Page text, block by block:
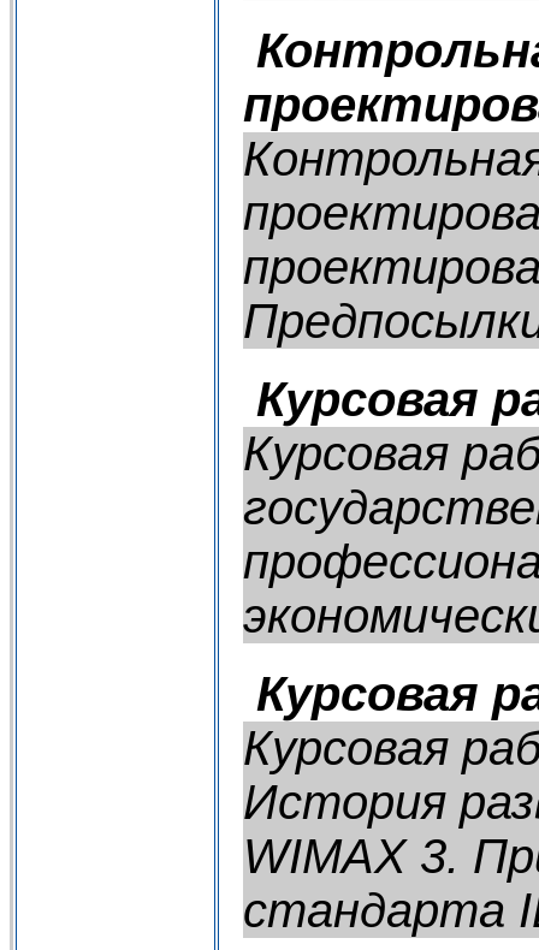
Курсовая
Курсовая
Курсовая
Курсовая
История
WIMAX 3.
стандарта